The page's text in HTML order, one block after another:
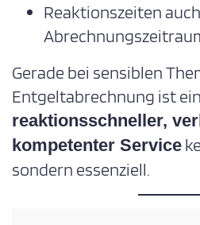
Reaktionszeiten
Gerade bei sensiblen
Entgeltabrechnung ist ein
reaktionsschneller,
kompetenter Service
sondern essenziell.